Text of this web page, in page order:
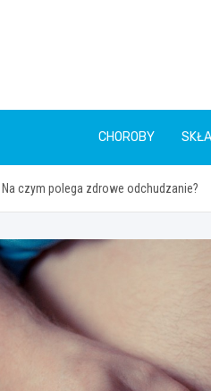
CHOROBY
Na czym polega zdrowe odchudzanie?